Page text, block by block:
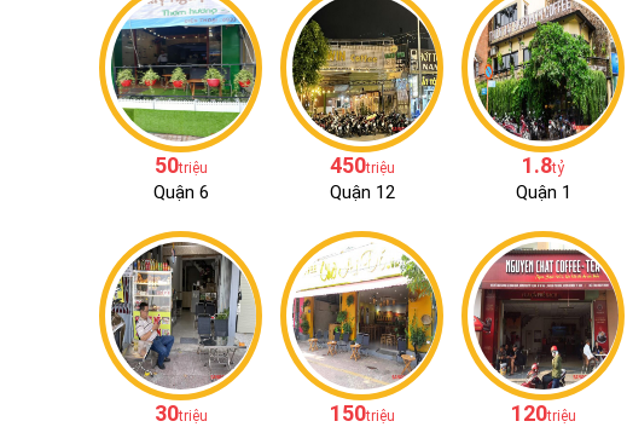
50triệu
Quận 6
450triệu
Quận 12
1.8tỷ
Quận 1
30triệu 150triệu 120triệu